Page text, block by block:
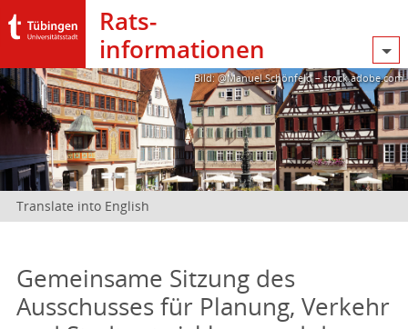
Rats­
informationen
Bild: @Manuel Schönfeld – stock.adobe.com
Translate into English
Gemeinsame Sitzung des
Ausschusses für Planung, Verkehr